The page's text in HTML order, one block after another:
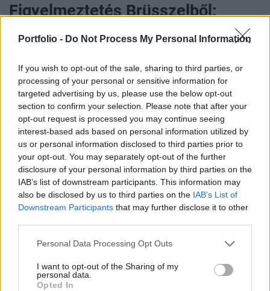
Portfolio - Do Not Process My Personal Information
If you wish to opt-out of the sale, sharing to third parties, or
processing of your personal or sensitive information for
targeted advertising by us, please use the below opt-out
section to confirm your selection. Please note that after your
opt-out request is processed you may continue seeing
interest-based ads based on personal information utilized by
us or personal information disclosed to third parties prior to
your opt-out. You may separately opt-out of the further
disclosure of your personal information by third parties on the
IAB’s list of downstream participants. This information may
also be disclosed by us to third parties on the IAB’s List of
Downstream Participants that may further disclose it to other
Personal Data Processing Opt Outs
I want to opt-out of the Sharing of my
personal data.
Opted In
Figyelmeztetés Brüsszelből:
minden tagállamnak le kell állnia
az orosz gáz vásárlásával
Portfolio
2024. december 02. 09:22
Kadri Simson, az Európai Unió leköszönő
energiaügyi biztosa figyelmeztetett az orosz gáz
importjának „átcímkézésével”, amely az orosz
földgáz azeri eredetűként történő feltüntetésével
folytatná az ellátást Európa számára. Az ilyen –
például Magyarország által is preferált –
és geopolitikai feszültségeket gerjesztenének a
biztos szerint.